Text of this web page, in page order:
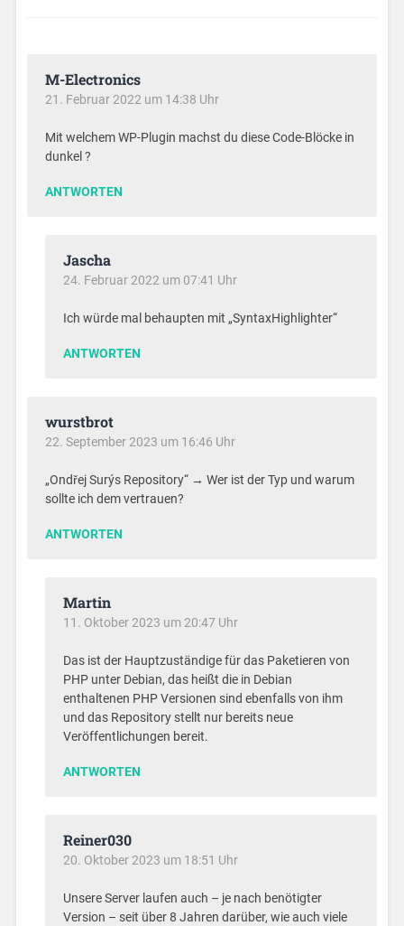
M-Electronics
21. Februar 2022 um 14:38 Uhr
Mit welchem WP-Plugin machst du diese Code-Blöcke in
dunkel ?
ANTWORTEN
Jascha
24. Februar 2022 um 07:41 Uhr
Ich würde mal behaupten mit „SyntaxHighlighter“
ANTWORTEN
wurstbrot
22. September 2023 um 16:46 Uhr
„Ondřej Surýs Repository“ → Wer ist der Typ und warum
sollte ich dem vertrauen?
ANTWORTEN
Martin
11. Oktober 2023 um 20:47 Uhr
Das ist der Hauptzuständige für das Paketieren von
PHP unter Debian, das heißt die in Debian
enthaltenen PHP Versionen sind ebenfalls von ihm
und das Repository stellt nur bereits neue
Veröffentlichungen bereit.
ANTWORTEN
Reiner030
20. Oktober 2023 um 18:51 Uhr
Unsere Server laufen auch – je nach benötigter
Version – seit über 8 Jahren darüber, wie auch viele